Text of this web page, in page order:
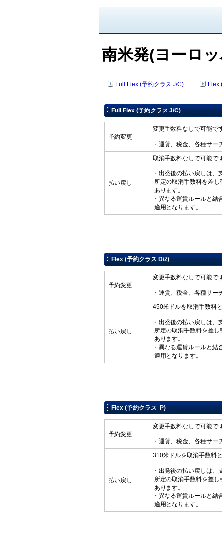
南米発(ヨーロ
Full Flex (予約クラス J/C) Flex
Full Flex (予約クラス J/C)
予約変更
変更手数料なしで可能で
・運賃、税金、各種サ
払い戻し
取消手数料なしで可能で
・出発後の払い戻しは
所定の取消手数料を差
あります。
・異なる運賃ルールと
適用となります。
Flex (予約クラス D/Z)
予約変更
変更手数料なしで可能で
・運賃、税金、各種サ
払い戻し
450米ドルを取消手数料
・出発後の払い戻しは
所定の取消手数料を差
あります。
・異なる運賃ルールと
適用となります。
Flex (予約クラス P)
予約変更
変更手数料なしで可能で
・運賃、税金、各種サ
払い戻し
310米ドルを取消手数料
・出発後の払い戻しは
所定の取消手数料を差
あります。
・異なる運賃ルールと
適用となります。